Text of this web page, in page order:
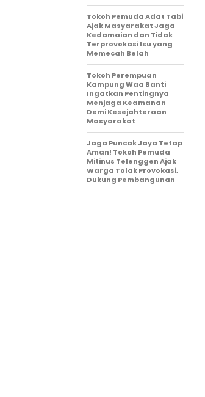
Tokoh Pemuda Adat Tabi
Ajak Masyarakat Jaga
Kedamaian dan Tidak
Terprovokasi Isu yang
Memecah Belah
Tokoh Perempuan
Kampung Waa Banti
Ingatkan Pentingnya
Menjaga Keamanan
Demi Kesejahteraan
Masyarakat
Jaga Puncak Jaya Tetap
Aman! Tokoh Pemuda
Mitinus Telenggen Ajak
Warga Tolak Provokasi,
Dukung Pembangunan